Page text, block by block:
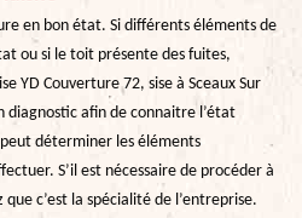
en bon état. Si différents éléments de
ou si le toit présente des fuites,
YD Couverture 72, sise à Sceaux Sur
diagnostic afin de connaitre l’état
déterminer les éléments
S’il est nécessaire de procéder à
c’est la spécialité de l’entreprise.